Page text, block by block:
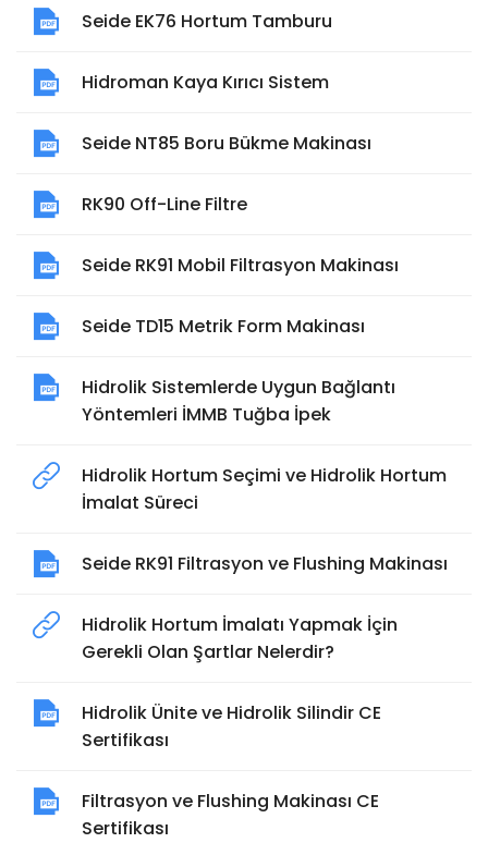
Seide EK76 Hortum Tamburu
Hidroman Kaya Kırıcı Sistem
Seide NT85 Boru Bükme Makinası
RK90 Off-Line Filtre
Seide RK91 Mobil Filtrasyon Makinası
Seide TD15 Metrik Form Makinası
Hidrolik Sistemlerde Uygun Bağlantı
Yöntemleri İMMB Tuğba İpek
Hidrolik Hortum Seçimi ve Hidrolik Hortum
İmalat Süreci
Seide RK91 Filtrasyon ve Flushing Makinası
Hidrolik Hortum İmalatı Yapmak İçin
Gerekli Olan Şartlar Nelerdir?
Hidrolik Ünite ve Hidrolik Silindir CE
Sertifikası
Filtrasyon ve Flushing Makinası CE
Sertifikası